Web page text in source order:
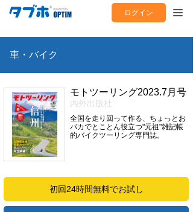
ログイン
車・バイク
モトツーリング2023.7月号
内外出版社
全国を走り回って作る、ちょっとお
バカでとことん役立つ"元祖"雑記帳
的バイクツーリング専門誌。
初回24時間無料でお試し